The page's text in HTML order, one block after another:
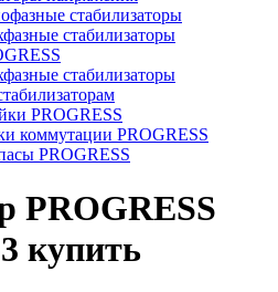
стабилизаторы
стабилизаторы
стабилизаторы
PROGRESS
коммутации PROGRESS
PROGRESS
PROGRESS
купить